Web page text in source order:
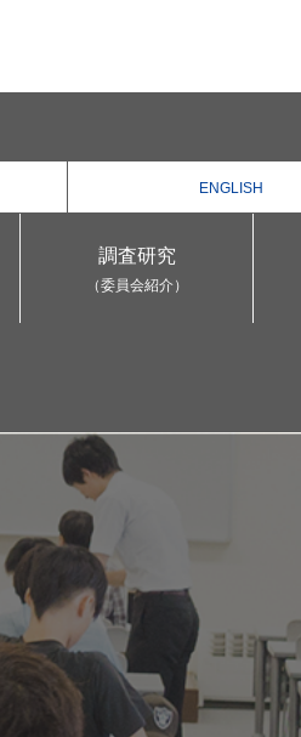
ENGLISH
調査研究
（委員会紹介）